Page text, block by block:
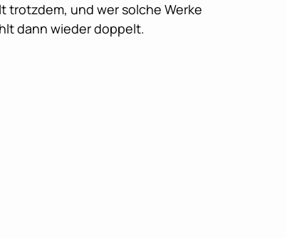
trotzdem, und wer solche Werke
dann wieder doppelt.